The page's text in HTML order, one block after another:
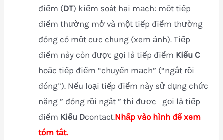
điểm (DT) kiểm soát hai mạch: một tiếp
điểm thường mở và một tiếp điểm thường
đóng có một cực chung (xem ảnh). Tiếp
điểm này còn được gọi là tiếp điểm Kiểu C
hoặc tiếp điểm “chuyển mạch” (“ngắt rồi
đóng”). Nếu loại tiếp điểm này sử dụng chức
năng ” đóng rồi ngắt ” thì được gọi là tiếp
điểm Kiểu Dcontact.Nhấp vào hình để xem
tóm tắt.